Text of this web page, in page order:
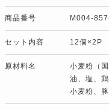
商品番号 M004-
セット内容 12個×2P
原材料名
小麦粉（
油、塩、
小麦粉、